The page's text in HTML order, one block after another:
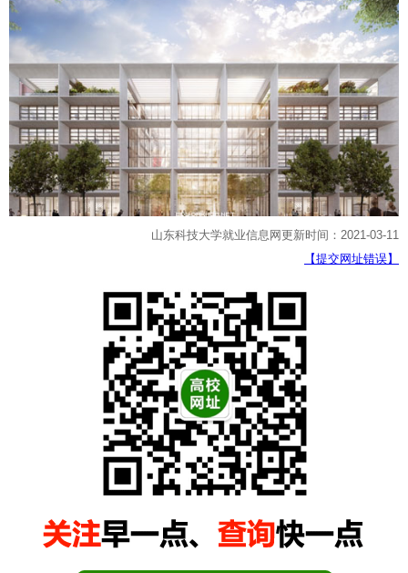
山东科技大学就业信息网更新时间：2021-03-11
【提交网址错误】